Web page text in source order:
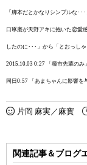
「脚本だとかなりシンプルな･･･
口琢磨が天野アキに抱いた恋愛
したのに･･･」から「 とおっし
2015.10.03 0:27 「種市先輩のみ
同日0:57 「あまちゃんに影響を
片岡 麻実／麻實
関連記事＆ブログ